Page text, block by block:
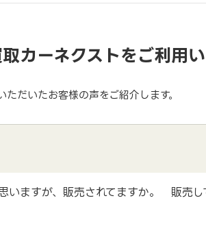
カーネクストをご利用
だいたお客様の声をご紹介します。
いますが、販売されてますか。 販